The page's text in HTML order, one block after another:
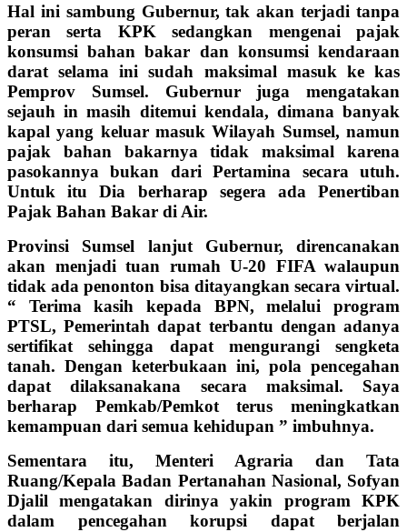
Hal ini sambung Gubernur, tak akan terjadi tanpa
peran serta KPK sedangkan mengenai pajak
konsumsi bahan bakar dan konsumsi kendaraan
darat selama ini sudah maksimal masuk ke kas
Pemprov Sumsel. Gubernur juga mengatakan
sejauh in masih ditemui kendala, dimana banyak
kapal yang keluar masuk Wilayah Sumsel, namun
pajak bahan bakarnya tidak maksimal karena
pasokannya bukan dari Pertamina secara utuh.
Untuk itu Dia berharap segera ada Penertiban
Pajak Bahan Bakar di Air.
Provinsi Sumsel lanjut Gubernur, direncanakan
akan menjadi tuan rumah U-20 FIFA walaupun
tidak ada penonton bisa ditayangkan secara virtual.
“ Terima kasih kepada BPN, melalui program
PTSL, Pemerintah dapat terbantu dengan adanya
sertifikat sehingga dapat mengurangi sengketa
tanah. Dengan keterbukaan ini, pola pencegahan
dapat dilaksanakana secara maksimal. Saya
berharap Pemkab/Pemkot terus meningkatkan
kemampuan dari semua kehidupan ” imbuhnya.
Sementara itu, Menteri Agraria dan Tata
Ruang/Kepala Badan Pertanahan Nasional, Sofyan
Djalil mengatakan dirinya yakin program KPK
dalam pencegahan korupsi dapat berjalan